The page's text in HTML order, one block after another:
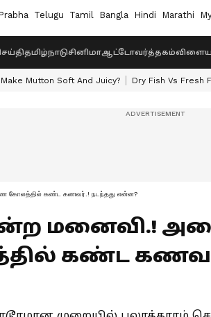
Telugu Tamil Bangla Hindi Marathi
தமிழ்நாடுசினிமாஆட்டோவர்த்தகம்
Mutton Soft And Juicy? Dry Fish Vs Fresh
கோலத்தில் கண்ட கணவர்.! நடந்தது என்ன?
மனைவி.!
கண்ட